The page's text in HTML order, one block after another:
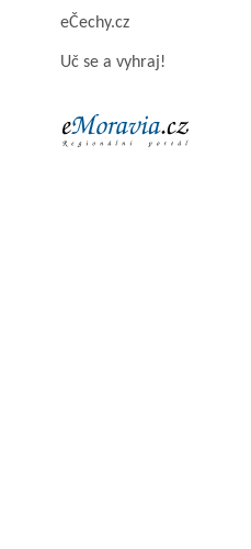
eČechy.cz
Uč se a vyhraj!